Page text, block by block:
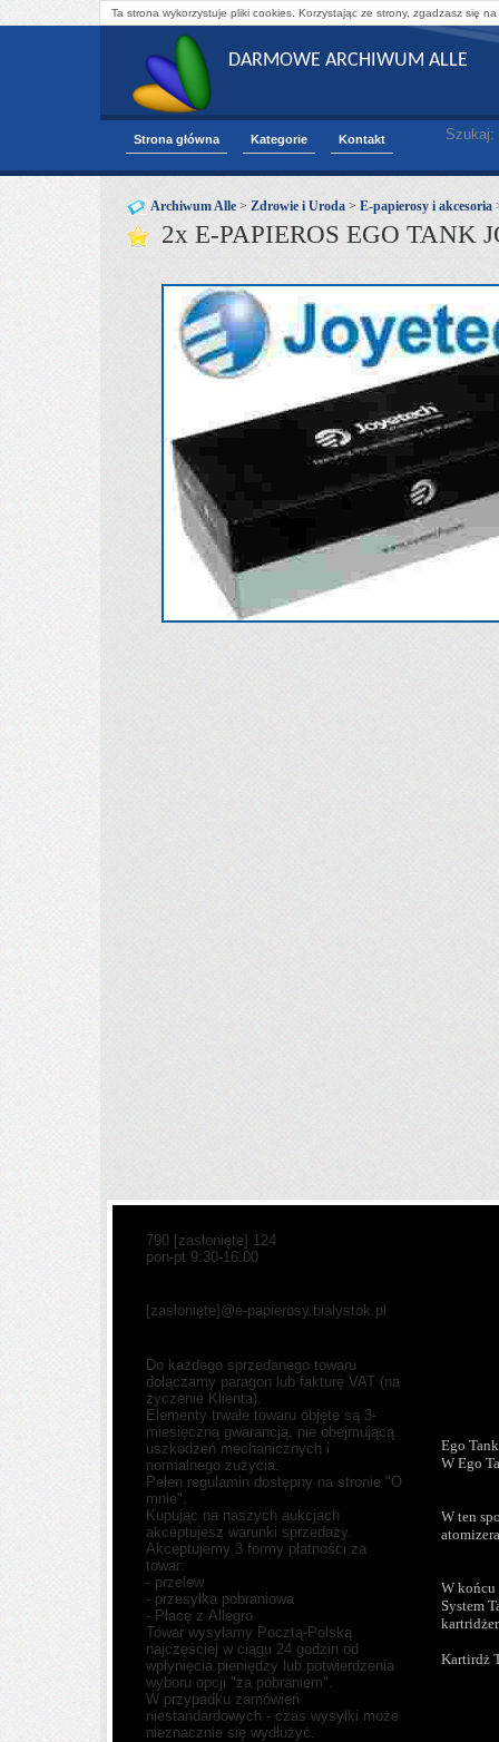
Ta strona wykorzystuje pliki cookies. Korzystając ze strony, zgadzasz się
DARMOWE ARCHIWUM ALLE
Strona główna Kategorie Kontakt Szukaj:
Archiwum Alle > Zdrowie i Uroda > E-papierosy i akcesoria
2x E-PAPIEROS EGO TANK
790 [zasłonięte] 124
pon-pt 9:30-16:00
[zasłonięte] @e-papierosy.bialystok.pl
Do każdego sprzedanego towaru
dołączamy paragon lub fakturę VAT (na
życzenie Klienta).
Elementy trwałe towaru objęte są 3-
miesięczną gwarancją, nie obejmującą
uszkodzeń mechanicznych i
normalnego zużycia.
Pełen regulamin dostępny na stronie "O
mnie".
Kupując na naszych aukcjach
akceptujesz warunki sprzedaży.
Akceptujemy 3 formy płatności za
towar:
- przelew
- przesyłka pobraniowa
- Płacę z Allegro
Towar wysyłamy Pocztą-Polską
najczęściej w ciągu 24 godzin od
wpłynięcia pieniędzy lub potwierdzenia
wyboru opcji "za pobraniem".
W przypadku zamówień
niestandardowych - czas wysyłki może
nieznacznie się wydłużyć.
Ego
W Ego
W ten
W końcu
System
Kartirdż